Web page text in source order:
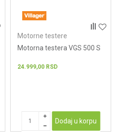
Motorne testere
Motorna testera VGS 500 S
24.999,00 RSD
Dodaj u korpu